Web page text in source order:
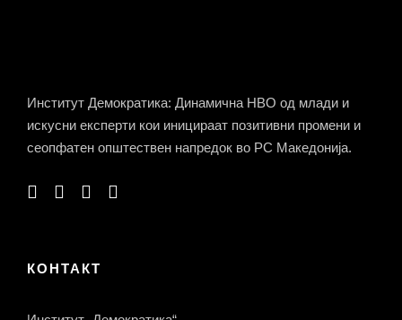
Институт Демократика: Динамична НВО од млади и
искусни експерти кои иницираат позитивни промени и
сеопфатен општествен напредок во РС Македонија.
КОНТАКТ